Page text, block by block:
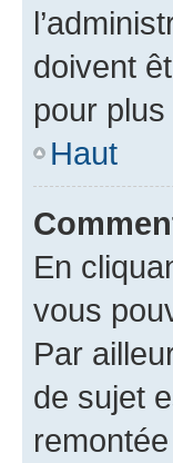
doivent
pour plus
Haut
En
vous
Par
de sujet